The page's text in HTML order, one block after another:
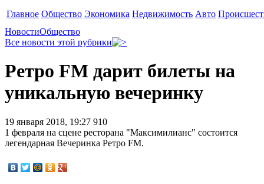
Главное Общество Экономика Недвижимость Авто
НовостиОбщество
Все новости этой рубрики
Ретро FM дарит билеты на
уникальную вечеринку
19 января 2018, 19:27 910
1 февраля на сцене ресторана "Максимилианс" состоится
легендарная Вечеринка Ретро FM.